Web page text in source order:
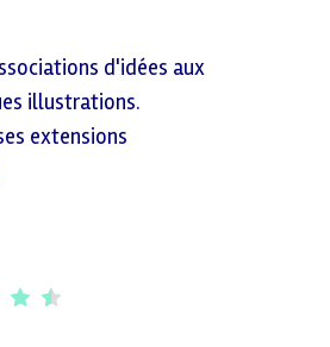
d'idées aux
illustrations.
extensions